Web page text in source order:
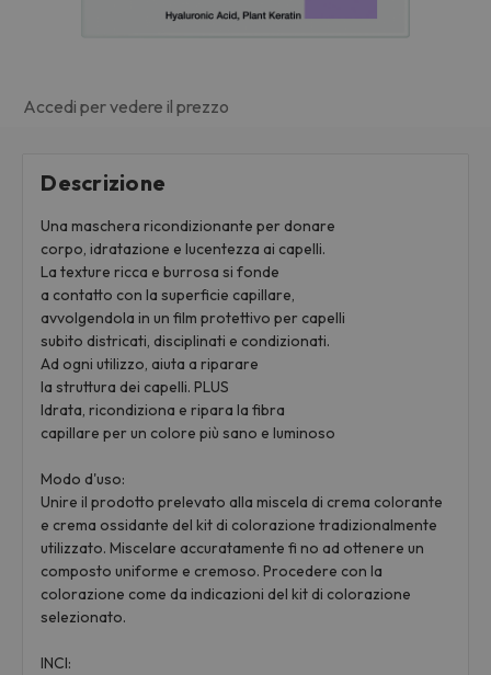
Accedi per vedere il prezzo
Descrizione
Una maschera ricondizionante per donare
corpo, idratazione e lucentezza ai capelli.
La texture ricca e burrosa si fonde
a contatto con la superficie capillare,
avvolgendola in un film protettivo per capelli
subito districati, disciplinati e condizionati.
Ad ogni utilizzo, aiuta a riparare
la struttura dei capelli. PLUS
Idrata, ricondiziona e ripara la fibra
capillare per un colore più sano e luminoso
Modo d'uso:
Unire il prodotto prelevato alla miscela di crema colorante
e crema ossidante del kit di colorazione tradizionalmente
utilizzato. Miscelare accuratamente fi no ad ottenere un
composto uniforme e cremoso. Procedere con la
colorazione come da indicazioni del kit di colorazione
selezionato.
INCI: